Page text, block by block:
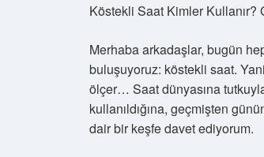
Köstekli Saat Kimler
Merhaba arkadaşlar, bugün
buluşuyoruz: köstekli saat.
ölçer… Saat dünyasına
kullanıldığına, geçmişten
dair bir keşfe davet ediyorum.